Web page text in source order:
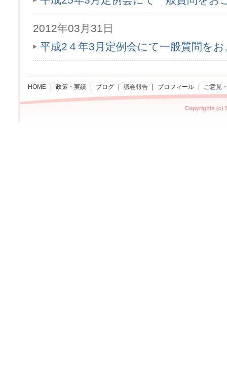
2012年03月31日
平成2４年3月定例会にて一般質問を
HOME 政策・実績 ブログ 議会報告 プロフィール ご意見